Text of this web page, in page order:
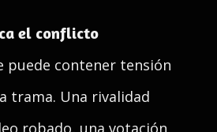
el conflicto
puede contener tensión
trama. Una rivalidad
robado, una votación